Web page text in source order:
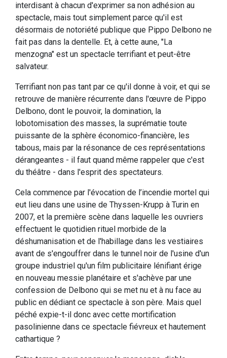
interdisant à chacun d'exprimer sa non adhésion au
spectacle, mais tout simplement parce qu'il est
désormais de notoriété publique que Pippo Delbono ne
fait pas dans la dentelle. Et, à cette aune, "La
menzogna" est un spectacle terrifiant et peut-être
salvateur.
Terrifiant non pas tant par ce qu'il donne à voir, et qui se
retrouve de manière récurrente dans l'œuvre de Pippo
Delbono, dont le pouvoir, la domination, la
lobotomisation des masses, la suprématie toute
puissante de la sphère économico-financière, les
tabous, mais par la résonance de ces représentations
dérangeantes - il faut quand même rappeler que c'est
du théâtre - dans l'esprit des spectateurs.
Cela commence par l'évocation de l’incendie mortel qui
eut lieu dans une usine de Thyssen-Krupp à Turin en
2007, et la première scène dans laquelle les ouvriers
effectuent le quotidien rituel morbide de la
déshumanisation et de l'habillage dans les vestiaires
avant de s'engouffrer dans le tunnel noir de l'usine d'un
groupe industriel qu'un film publicitaire lénifiant érige
en nouveau messie planétaire et s'achève par une
confession de Delbono qui se met nu et à nu face au
public en dédiant ce spectacle à son père. Mais quel
péché expie-t-il donc avec cette mortification
pasolinienne dans ce spectacle fiévreux et hautement
cathartique ?